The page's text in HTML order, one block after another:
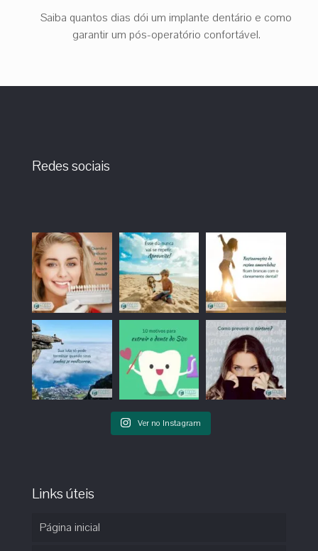
Saiba quantos dias dói um implante dentário e como
garantir um pós-operatório confortável.
Redes sociais
Ver no Instagram
Links úteis
Página inicial